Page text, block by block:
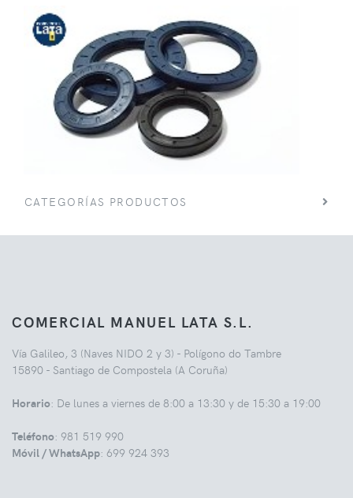
CATEGORÍAS PRODUCTOS
COMERCIAL MANUEL LATA S.L.
Vía Galileo, 3 (Naves NIDO 2 y 3) - Polígono do Tambre
15890 - Santiago de Compostela (A Coruña)
Horario: De lunes a viernes de 8:00 a 13:30 y de 15:30 a 19:00
Teléfono: 981 519 990
Móvil / WhatsApp: 699 924 393